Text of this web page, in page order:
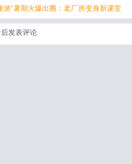
游”暑期火爆出圈：老厂房变身新课堂
发表评论